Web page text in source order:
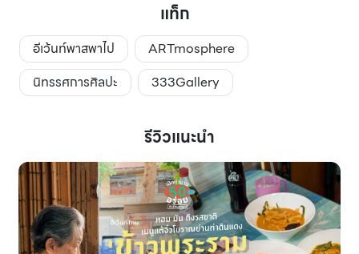
แท็ก
อีเว้นท์พาสพาไป
ARTmosphere
นิทรรศการศิลปะ
333Gallery
รีวิวแนะนำ